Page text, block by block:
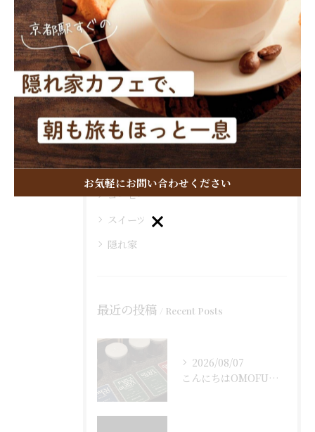
< 前のページ 一覧に戻る 次のページ >
カテゴリー Categories
全てのカテゴリー
おしゃれ
モーニング
コーヒー
スイーツ
隠れ家
最近の投稿 Recent Posts
2026/08/07
こんにちはOMOFUです！
お気軽にお問い合わせください
お気軽にお問い合わせください